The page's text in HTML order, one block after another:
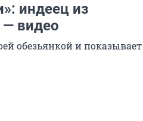
индеец из
— видео
обезьянкой и показывает